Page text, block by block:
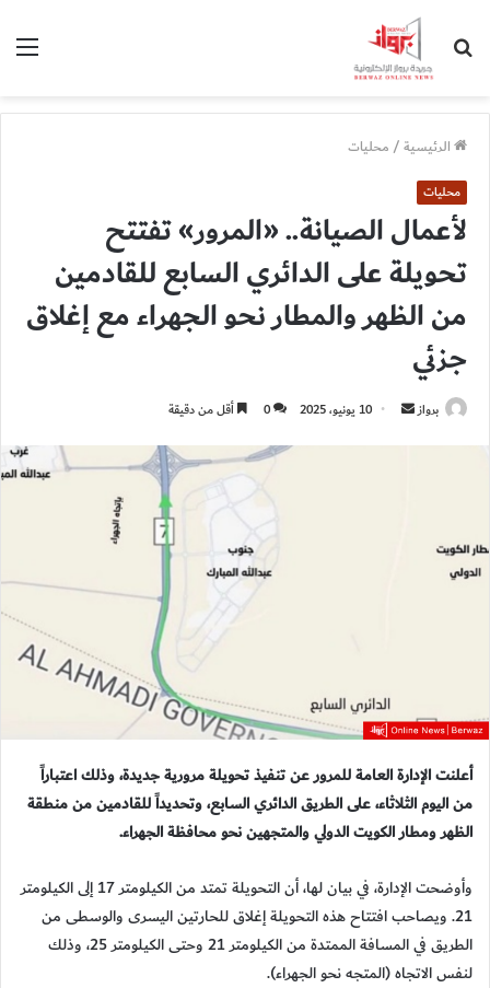
الرئيسية/محليات
محليات
لأعمال الصيانة.. «المرور» تفتتح
تحويلة على الدائري السابع للقادمين
من الظهر والمطار نحو الجهراء مع إغلاق
جزئي
برواز
أرسل 10 يونيو، 2025 0 أقل من دقيقة
أعلنت الإدارة العامة للمرور عن تنفيذ تحويلة مرورية جديدة، وذلك اعتباراً
من اليوم الثلاثاء، على الطريق الدائري السابع، وتحديداً للقادمين من منطقة
الظهر ومطار الكويت الدولي والمتجهين نحو محافظة الجهراء.
وأوضحت الإدارة، في بيان لها، أن التحويلة تمتد من الكيلومتر 17 إلى الكيلومتر
21. ويصاحب افتتاح هذه التحويلة إغلاق للحارتين اليسرى والوسطى من
الطريق في المسافة الممتدة من الكيلومتر 21 وحتى الكيلومتر 25، وذلك
لنفس الاتجاه (المتجه نحو الجهراء).